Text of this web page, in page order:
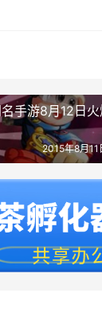
手游8月12日火
2015年8月11